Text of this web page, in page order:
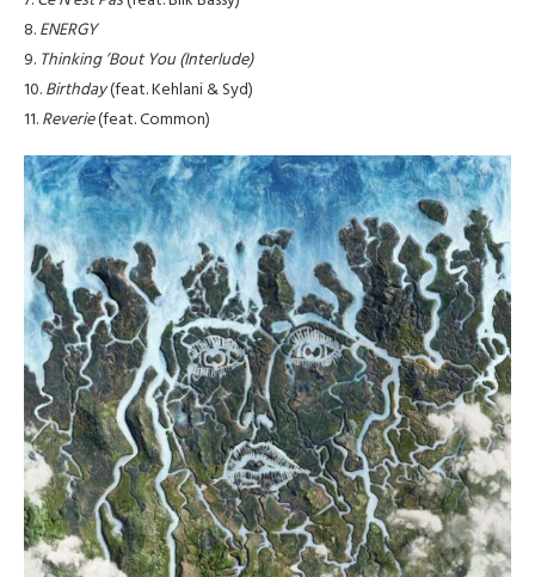
8.ENERGY
9. Thinking ’Bout You (Interlude)
10.Birthday(feat. Kehlani & Syd)
11.Reverie(feat. Common)